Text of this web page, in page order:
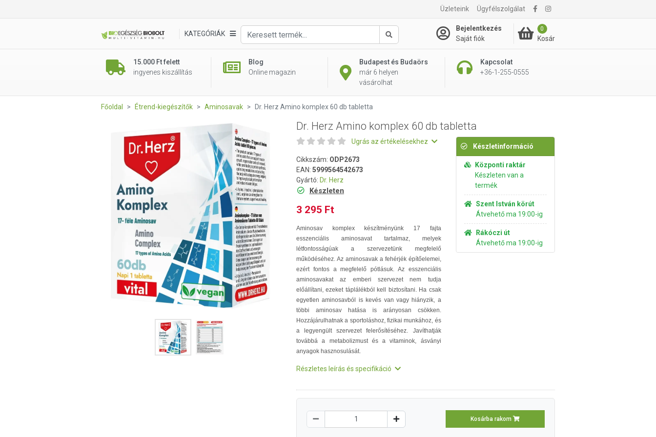
Üzleteink Ügyfélszolgálat
KATEGÓRIÁK
Keresés
Bejelentkezés
Saját fiók
0
Kosár
15.000 Ft felett
ingyenes kiszállítás
Blog
Online magazin
Budapest és Budaörs
már 6 helyen
vásárolhat
Kapcsolat
+36-1-255-0555
3 295 Ft Kosárba rakom
Főoldal Étrend-kiegészítők Aminosavak Dr. Herz Amino komplex 60 db tabletta
Dr. Herz Amino komplex 60 db tabletta
Ugrás az értékelésekhez
Cikkszám: ODP2673
EAN: 5999564542673
Gyártó: Dr. Herz
Készleten
3 295 Ft
Aminosav komplex készítményünk 17 fajta
esszenciális aminosavat tartalmaz, melyek
létfontosságúak a szervezetünk megfelelő
működéséhez. Az aminosavak a fehérjék építőelemei,
ezért fontos a megfelelő pótlásuk. Az esszenciális
aminosavakat az emberi szervezet nem tudja
előállítani, ezeket táplálékból kell biztosítani. Ha csak
egyetlen aminosavból is kevés van vagy hiányzik, a
többi aminosav hatása is arányosan csökken.
Hozzájárulhatnak a sportoláshoz, fizikai munkához, és
a legyengült szervezet felerősítéséhez. Javíthatják
továbbá a metabolizmust és a vitaminok, ásványi
anyagok hasznosulását.
Részletes leírás és specifikáció
Készletinformáció
Központi raktár
Készleten van a
termék
Szent István körút
Átvehető ma 19:00-ig
Rákóczi út
Átvehető ma 19:00-ig
Kosárba rakom